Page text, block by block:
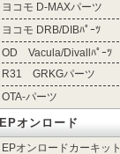
ヨコモ D-MAXパーツ
ヨコモ DRB/DIBﾊﾟｰﾂ
OD Vacula/Divallﾊﾟｰﾂ
R31 GRKGパーツ
OTA-パーツ
EPオンロード
EPオンロードカーキット